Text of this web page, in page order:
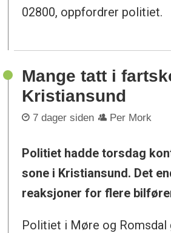
02800, oppfordrer politiet.
Mange tatt i
Kristiansund
7 dager siden Per Mork
Politiet hadde torsdag
sone i Kristiansund. Det
reaksjoner for flere
Politiet i Møre og Romsdal